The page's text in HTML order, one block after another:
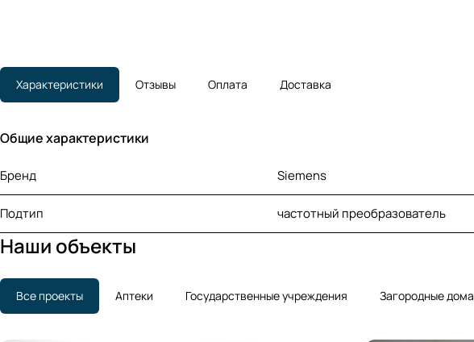
Характеристики Отзывы Оплата Доставка
Общие характеристики
Бренд Siemens
Подтип частотный преобразователь
Наши объекты
Все проекты Аптеки Государственные учреждения Загородные дома